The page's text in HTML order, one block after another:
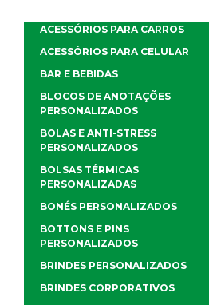
ACESSÓRIOS PARA CARROS
ACESSÓRIOS PARA CELULAR
BAR E BEBIDAS
BLOCOS DE ANOTAÇÕES
PERSONALIZADOS
BOLAS E ANTI-STRESS
PERSONALIZADOS
BOLSAS TÉRMICAS
PERSONALIZADAS
BONÉS PERSONALIZADOS
BOTTONS E PINS
PERSONALIZADOS
BRINDES PERSONALIZADOS
BRINDES CORPORATIVOS